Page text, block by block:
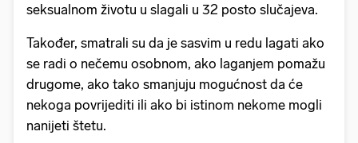
seksualnom životu u slagali u 32 posto slučajeva.
Također, smatrali su da je sasvim u redu lagati ako
se radi o nečemu osobnom, ako laganjem pomažu
drugome, ako tako smanjuju mogućnost da će
nekoga povrijediti ili ako bi istinom nekome mogli
nanijeti štetu.